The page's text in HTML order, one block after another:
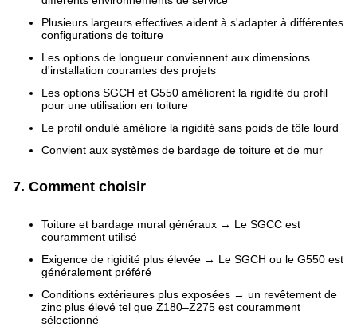
Plusieurs largeurs effectives aident à s'adapter à différentes
configurations de toiture
Les options de longueur conviennent aux dimensions
d'installation courantes des projets
Les options SGCH et G550 améliorent la rigidité du profil
pour une utilisation en toiture
Le profil ondulé améliore la rigidité sans poids de tôle lourd
Convient aux systèmes de bardage de toiture et de mur
7. Comment choisir
Toiture et bardage mural généraux → Le SGCC est
couramment utilisé
Exigence de rigidité plus élevée → Le SGCH ou le G550 est
généralement préféré
Conditions extérieures plus exposées → un revêtement de
zinc plus élevé tel que Z180–Z275 est couramment
sélectionné